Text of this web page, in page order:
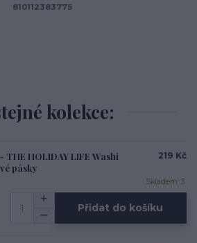
810112383775
kolekce:
THE HOLIDAY LIFE Washi
pásky
219 Kč
Skladem: 3
Přidat do košíku